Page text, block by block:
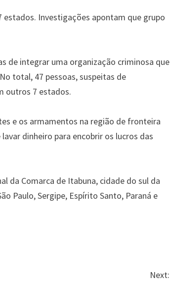
Investigações apontam que grupo
de integrar uma organização criminosa que
total, 47 pessoas, suspeitas de
outros 7 estados.
e os armamentos na região de fronteira
dinheiro para encobrir os lucros das
da Comarca de Itabuna, cidade do sul da
Paulo, Sergipe, Espírito Santo, Paraná e
Next: